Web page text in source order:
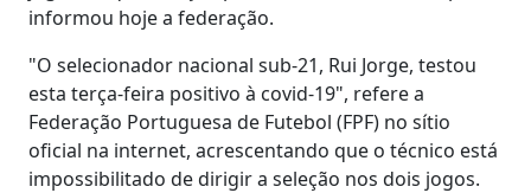
informou hoje a federação.
"O selecionador nacional sub-21, Rui Jorge, testou
esta terça-feira positivo à covid-19", refere a
Federação Portuguesa de Futebol (FPF) no sítio
oficial na internet, acrescentando que o técnico está
impossibilitado de dirigir a seleção nos dois jogos.